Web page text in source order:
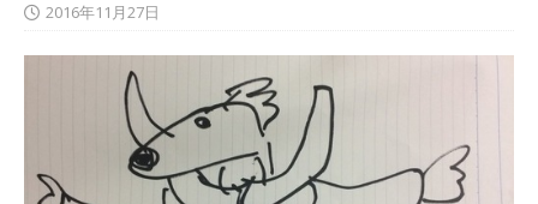
2016年11月27日